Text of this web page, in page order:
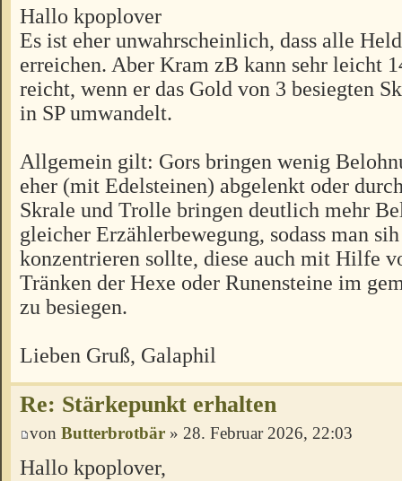
Hallo kpoplover
Es ist eher unwahrscheinlich, dass alle
erreichen. Aber Kram zB kann sehr leicht
reicht, wenn er das Gold von 3 besiegten
in SP umwandelt.
Allgemein gilt: Gors bringen wenig
eher (mit Edelsteinen) abgelenkt oder
Skrale und Trolle bringen deutlich mehr
gleicher Erzählerbewegung, sodass man
konzentrieren sollte, diese auch mit Hilfe
Tränken der Hexe oder Runensteine im
zu besiegen.
Lieben Gruß, Galaphil
Re: Stärkepunkt erhalten
von Butterbrotbär » 28. Februar 2026, 22:03
Hallo kpoplover,